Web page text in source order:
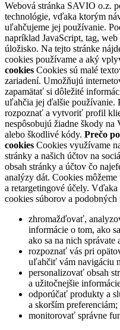
Webová stránka SAVIO o.z.
technológie, vďaka ktorým
uľahčujeme jej používanie.
napríklad JavaScript, tag,
úložisko. Na tejto stránke
cookies používame a aký
cookies Cookies sú malé
zariadení. Umožňujú
zapamätať si dôležité
uľahčia jej ďalšie používanie.
rozpoznať a vytvoriť profil
nespôsobujú žiadne škody na
alebo škodlivé kódy. Prečo
cookies Cookies využívame
stránky a našich účtov na
obsah stránky a účtov čo
analýzy dát. Cookies
a retargetingové účely.
cookies súborov a
zhromažďovať,
informácie o tom, ako
ako sa na nich správate
rozpoznať vás pri
uľahčiť vám navigáciu
personalizovať obsah
a užitočnejšie
odporúčať produkty a
a skorším preferenciám;
monitorovať správne